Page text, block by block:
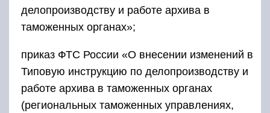
делопроизводству и работе архива в
таможенных органах»;
приказ ФТС России «О внесении изменений в
Типовую инструкцию по делопроизводству и
работе архива в таможенных органах
(региональных таможенных управлениях,